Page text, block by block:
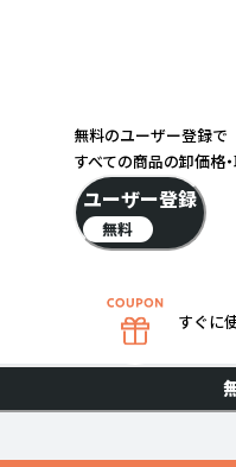
無料のユーザー登録で
すべての商品の卸価格
ユーザー登録
無料
すぐに